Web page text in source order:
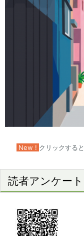
New ! クリックする
読者アンケー